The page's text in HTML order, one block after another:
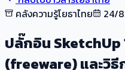
คลังความรู้โยธาไทย
24/
ปลั๊กอิน
(freeware) และวิ